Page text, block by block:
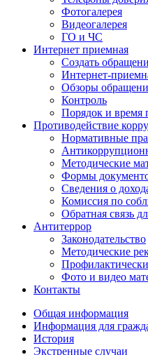
Фотогалерея
Видеогалерея
ГО и ЧС
Интернет приемная
Создать
Интернет-
Обзоры
Контроль
Порядок и время
Противодействие
Нормативные
Методические
Формы
Сведения о
Комиссия по
Обратная связь
Антитеррор
Законодательство
Методические
Фото и видео
Контакты
Общая информация
Информация для
История
Экстренные случаи